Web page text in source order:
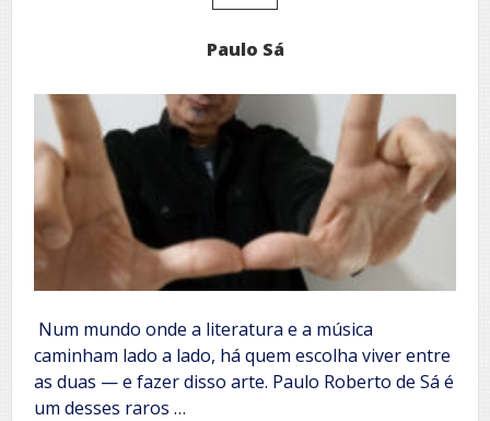
Paulo Sá
Num mundo onde a literatura e a música
caminham lado a lado, há quem escolha viver entre
as duas — e fazer disso arte. Paulo Roberto de Sá é
um desses raros …